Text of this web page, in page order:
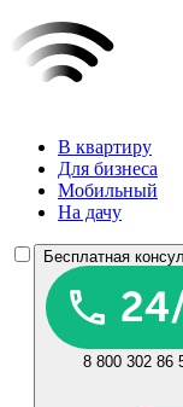
В квартиру
Для бизнеса
Мобильный
На дачу
Бесплатная
8 800 302 86